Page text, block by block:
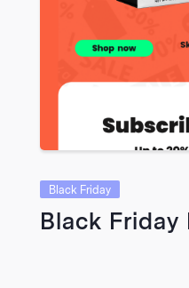
Black Friday
Black Friday